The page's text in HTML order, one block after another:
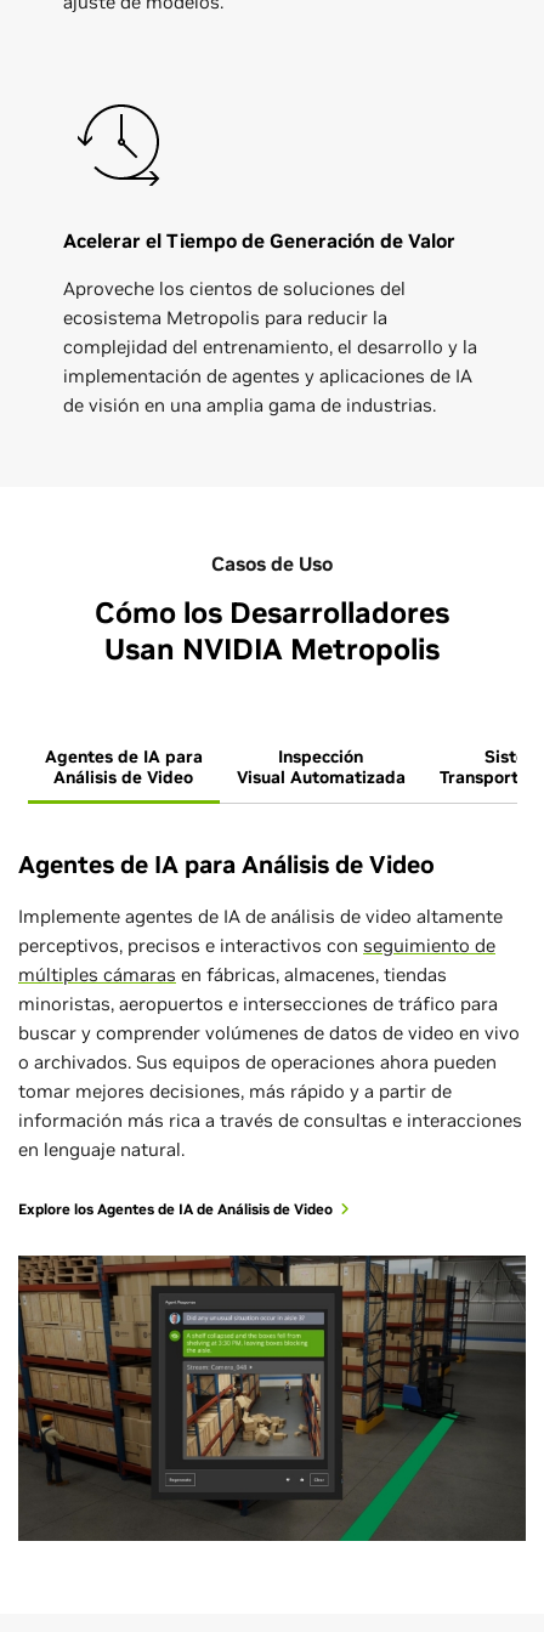
Acelerar el Tiempo de Generación de Valor
Aproveche los cientos de soluciones del
ecosistema Metropolis para reducir la
complejidad del entrenamiento, el desarrollo y la
implementación de agentes y aplicaciones de IA
de visión en una amplia gama de industrias.
Casos de Uso
Cómo los Desarrolladores
Usan NVIDIA Metropolis
Agentes de IA para
Análisis de Video
Inspección
Visual Automatizada
Transporte
Agentes de IA para Análisis de Video
Implemente agentes de IA de análisis de video altamente
perceptivos, precisos e interactivos con seguimiento de
múltiples cámaras en fábricas, almacenes, tiendas
minoristas, aeropuertos e intersecciones de tráfico para
buscar y comprender volúmenes de datos de video en vivo
o archivados. Sus equipos de operaciones ahora pueden
tomar mejores decisiones, más rápido y a partir de
información más rica a través de consultas e interacciones
en lenguaje natural.
Explore los Agentes de IA de Análisis de Video